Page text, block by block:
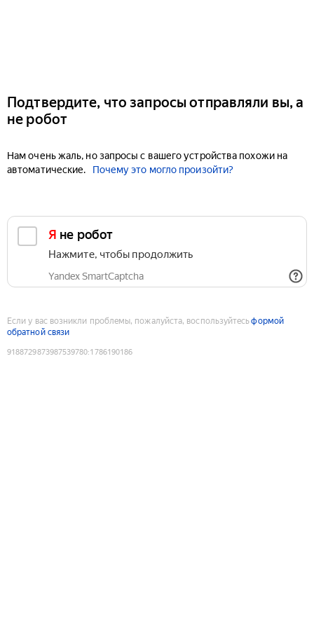
Подтвердите, что запросы отправляли вы, а
не робот
Нам очень жаль, но запросы с вашего устройства похожи на
автоматические.
Почему это могло произойти?
Я не робот
Нажмите, чтобы продолжить
Yandex SmartCaptcha
Если у вас возникли проблемы, пожалуйста, воспользуйтесьформой
обратной связи
9188729873987539780:1786190186